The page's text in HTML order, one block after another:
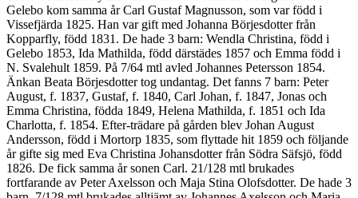
Gelebo kom samma år Carl Gustaf Magnusson, som var född i
Vissefjärda 1825. Han var gift med Johanna Börjesdotter från
Kopparfly, född 1831. De hade 3 barn: Wendla Christina, född i
Gelebo 1853, Ida Mathilda, född därstädes 1857 och Emma född i
N. Svalehult 1859. På 7/64 mtl avled Johannes Petersson 1854.
Änkan Beata Börjesdotter tog undantag. Det fanns 7 barn: Peter
August, f. 1837, Gustaf, f. 1840, Carl Johan, f. 1847, Jonas och
Emma Christina, födda 1849, Helena Mathilda, f. 1851 och Ida
Charlotta, f. 1854. Efter-trädare på gården blev Johan August
Andersson, född i Mortorp 1835, som flyttade hit 1859 och följande
år gifte sig med Eva Christina Johansdotter från Södra Säfsjö, född
1826. De fick samma år sonen Carl. 21/128 mtl brukades
fortfarande av Peter Axelsson och Maja Stina Olofsdotter. De hade 3